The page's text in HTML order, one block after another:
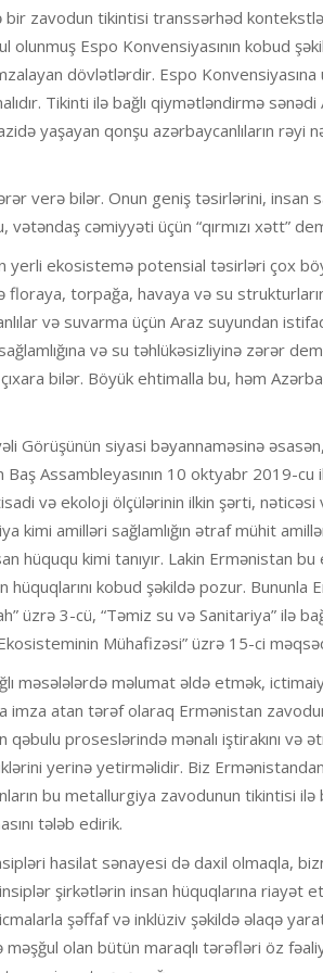
bir zavodun tikintisi transsərhəd
Espo Konvensiyasının kobud
dövlətlərdir. Espo
Tikinti ilə bağlı qiymətləndirmə sənədi
yaşayan qonşu azərbaycanlıların rəyi
verə bilər. Onun geniş təsirlərini, insan
vətəndaş cəmiyyəti üçün “qırmızı xətt”
yerli ekosistemə potensial təsirləri çox
floraya, torpağa, havaya və su
və suvarma üçün Araz suyundan
və su təhlükəsizliyinə zərər
bilər. Böyük ehtimalla bu, həm
Görüşünün siyasi bəyannaməsinə
Assambleyasının 10 oktyabr 2019-
və ekoloji ölçülərinin ilkin şərti,
amilləri sağlamlığın ətraf mühit
hüququ kimi tanıyır. Lakin Ermənistan
kobud şəkildə pozur. Bununla
üzrə 3-cü, “Təmiz su və Sanitariya” ilə
Mühafizəsi” üzrə 15-ci
məsələlərdə məlumat əldə etmək,
imza atan tərəf olaraq Ermənistan
qəbulu proseslərində mənalı iştirakını
yerinə yetirməlidir. Biz
bu metallurgiya zavodunun tikintisi
tələb edirik.
hasilat sənayesi də daxil olmaqla,
şirkətlərin insan hüquqlarına riayət
şəffaf və inklüziv şəkildə əlaqə
olan bütün maraqlı tərəfləri öz